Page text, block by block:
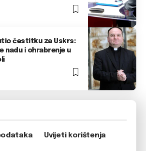
čestitku za Uskrs:
nadu i ohrabrenje u
Uvijeti korištenja